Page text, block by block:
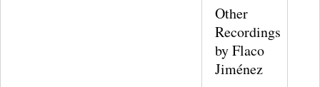
Other
Recordings
by Flaco
Jiménez